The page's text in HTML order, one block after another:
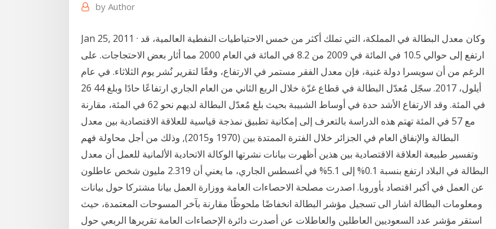
by Author
Jan 25, 2011 · وكان معدل البطالة في المملكة، التي تملك أكثر من خمس الاحتياطيات النفطية العالمية، قد
ارتفع إلى حوالي 10.5 في المائة في 2009 من 8.2 في المائة في العام 2000 مما أثار بعض الاحتجاجات. على
الرغم من أن سويسرا دولة غنية، فإن معدل الفقر مستمر في الارتفاع، وفقًا لتقرير نُشر يوم الثلاثاء. في عام
26 أيلول، 2017. سجّل مُعدّل البطالة في قطاع غزّة خلال الربع الثاني من العام الجاري ارتفاعًا حادًا وبلغ 44
في المئة. وقد الارتفاع الأشد حدة في أوساط الشبيبة بحيث بلغ مُعدّل البطالة لديهم نحو 62 في المئة، مقارنة
مع 57 في المئة تهتم هذه الدراسة بالتعرف إلى إمكانية تطبيق نمذجة قياسية للعلاقة الاقتصادية بين معدل
البطالة والإنفاق العام في الجزائر خلال الفترة الممتدة بين (1970 و2015), وذلك من أجل محاولة فهم
وتفسير طبيعة العلاقة الاقتصادية بين هذين أظهرت بيانات نشرتها الوكالة الاتحادية الألمانية للعمل أن معدل
البطالة في البلاد ارتفع بنسبة 0.1% إلى 5.1% في أغسطس الجاري، ما يعني أن 2.319 مليون شخص عاطلون
عن العمل في أكبر اقتصاد بأوروبا. اصدرت مصلحة الاحصاءات العامة ووزارة العمل بيانا مشتركا حول بيانات
ومعلومات البطالة اشار الى تسجيل مؤشر البطالة انخفاضًا ملحوظًا مقارنة بآخر المسوحات المعتمدة، حيث
استقر مؤشر عدد السعوديين العاطلين والعاطلات عن أصدرت دائرة الإحصاءات العامة تقريرها الربعي حول